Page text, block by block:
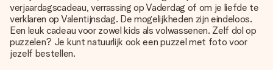
verjaardagscadeau, verrassing op Vaderdag of om je liefde te
verklaren op Valentijnsdag. De mogelijkheden zijn eindeloos.
Een leuk cadeau voor zowel kids als volwassenen. Zelf dol op
puzzelen? Je kunt natuurlijk ook een puzzel met foto voor
jezelf bestellen.